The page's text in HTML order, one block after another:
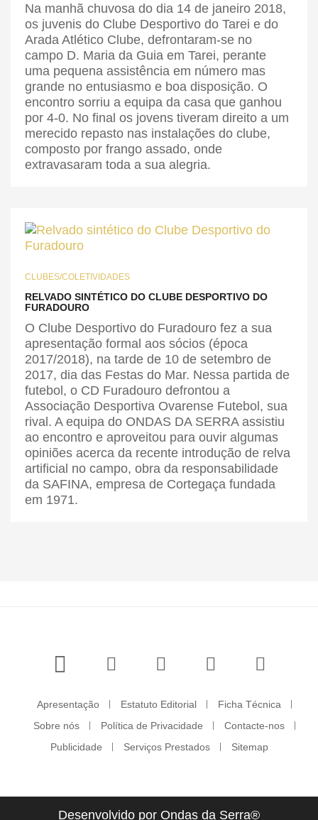
Na manhã chuvosa do dia 14 de janeiro 2018,
os juvenis do Clube Desportivo do Tarei e do
Arada Atlético Clube, defrontaram-se no
campo D. Maria da Guia em Tarei, perante
uma pequena assistência em número mas
grande no entusiasmo e boa disposição. O
encontro sorriu a equipa da casa que ganhou
por 4-0. No final os jovens tiveram direito a um
merecido repasto nas instalações do clube,
composto por frango assado, onde
extravasaram toda a sua alegria.
CLUBES/COLETIVIDADES
RELVADO SINTÉTICO DO CLUBE DESPORTIVO DO
FURADOURO
O Clube Desportivo do Furadouro fez a sua
apresentação formal aos sócios (época
2017/2018), na tarde de 10 de setembro de
2017, dia das Festas do Mar. Nessa partida de
futebol, o CD Furadouro defrontou a
Associação Desportiva Ovarense Futebol, sua
rival. A equipa do ONDAS DA SERRA assistiu
ao encontro e aproveitou para ouvir algumas
opiniões acerca da recente introdução de relva
artificial no campo, obra da responsabilidade
da SAFINA, empresa de Cortegaça fundada
em 1971.
Apresentação Estatuto Editorial
Ficha Técnica
Sobre nós
Política de Privacidade
Contacte-nos
Publicidade
Serviços Prestados Sitemap
Desenvolvido por Ondas da Serra®